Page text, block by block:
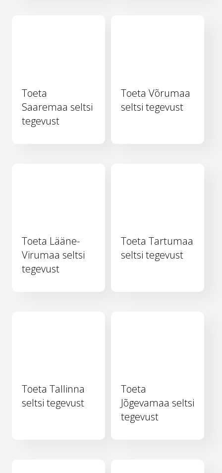
Toeta
Saaremaa seltsi
tegevust
Toeta Võrumaa
seltsi tegevust
Toeta Lääne-
Virumaa seltsi
tegevust
Toeta Tartumaa
seltsi tegevust
Toeta Tallinna
seltsi tegevust
Toeta
Jõgevamaa seltsi
tegevust